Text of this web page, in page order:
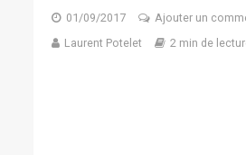
01/09/2017
Ajouter un
Laurent Potelet
2 min de